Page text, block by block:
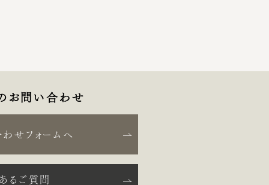
お問い合わせ
せフォームへ
あるご質問